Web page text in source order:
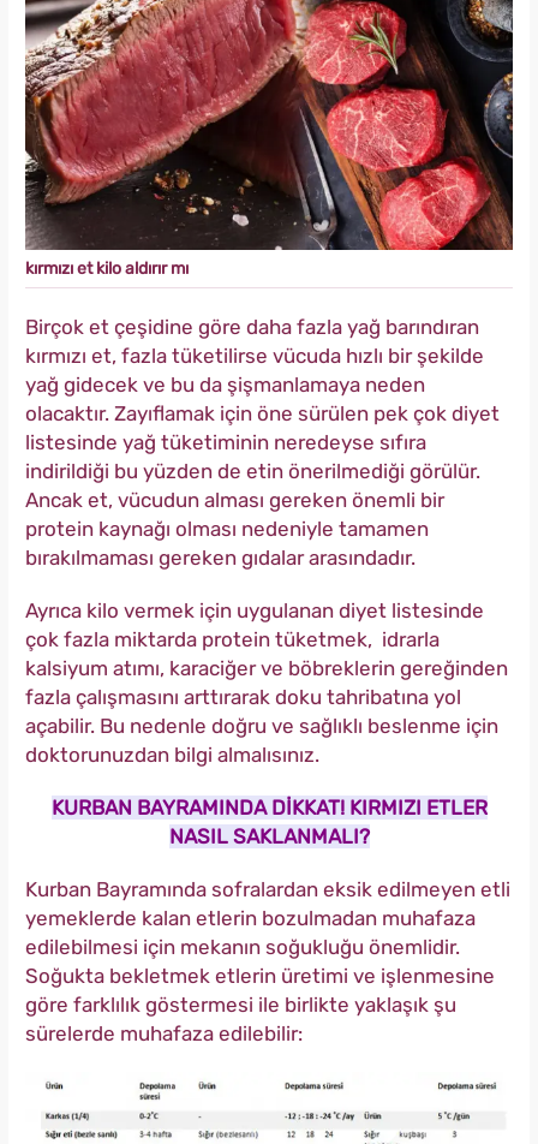
kırmızı et kilo aldırır mı
Birçok et çeşidine göre daha fazla yağ barındıran
kırmızı et, fazla tüketilirse vücuda hızlı bir şekilde
yağ gidecek ve bu da şişmanlamaya neden
olacaktır. Zayıflamak için öne sürülen pek çok diyet
listesinde yağ tüketiminin neredeyse sıfıra
indirildiği bu yüzden de etin önerilmediği görülür.
Ancak et, vücudun alması gereken önemli bir
protein kaynağı olması nedeniyle tamamen
bırakılmaması gereken gıdalar arasındadır.
Ayrıca kilo vermek için uygulanan diyet listesinde
çok fazla miktarda protein tüketmek, idrarla
kalsiyum atımı, karaciğer ve böbreklerin gereğinden
fazla çalışmasını arttırarak doku tahribatına yol
açabilir. Bu nedenle doğru ve sağlıklı beslenme için
doktorunuzdan bilgi almalısınız.
KURBAN BAYRAMINDA DİKKAT! KIRMIZI ETLER
NASIL SAKLANMALI?
Kurban Bayramında sofralardan eksik edilmeyen etli
yemeklerde kalan etlerin bozulmadan muhafaza
edilebilmesi için mekanın soğukluğu önemlidir.
Soğukta bekletmek etlerin üretimi ve işlenmesine
göre farklılık göstermesi ile birlikte yaklaşık şu
sürelerde muhafaza edilebilir: